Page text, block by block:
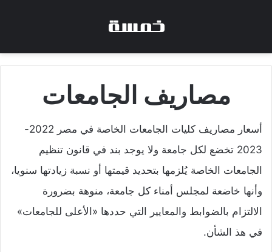
مصاريف الجامعات
أسعار مصاريف كليات الجامعات الخاصة في مصر 2022-
2023 تخضع لكل جامعة ولا يوجد بند في قانون تنظيم
الجامعات الخاصة يُلزمها بتحديد قيمتها أو نسبة زيادتها سنويا،
وأنها خاضعة لمجلس أمناء كل جامعة، منوهة بضرورة
الالتزام بالضوابط والمعايير التي حددها «الأعلى للجامعات»
في هذ الشأن.